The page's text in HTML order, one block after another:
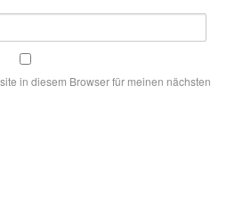
in diesem Browser für meinen nächsten